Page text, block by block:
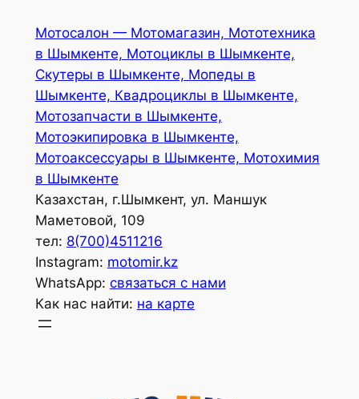
содержимому
Мотосалон — Мотомагазин, Мототехника
в Шымкенте, Мотоциклы в Шымкенте,
Скутеры в Шымкенте, Мопеды в
Шымкенте, Квадроциклы в Шымкенте,
Мотозапчасти в Шымкенте,
Мотоэкипировка в Шымкенте,
Мотоаксессуары в Шымкенте, Мотохимия
в Шымкенте
Казахстан, г.Шымкент, ул. Маншук
Маметовой, 109
тел: 8(700)4511216
Instagram: motomir.kz
WhatsApp: связаться с нами
Как нас найти: на карте